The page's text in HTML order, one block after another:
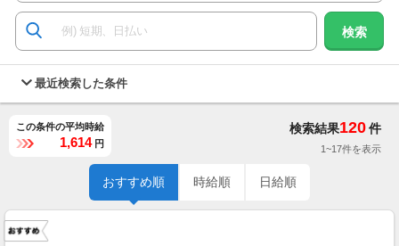
検索
最近検索した条件
この条件の平均時給
1,614 円
検索結果120件
1~17件を表示
おすすめ順 時給順 日給順